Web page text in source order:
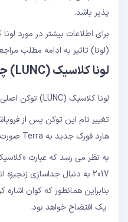
پذیر باشد.
(لونا) تاثیر به ادامه مطلب
لونا کلاسیک (LUNC) چیست؟
لونا کلاسیک (LUNC) توکن اصلی بلاک چین اصلی ترا (لونا) است.
هارد فورک جدید به Terra صورت گرفت.
به نظر می رسد که عبارت
2017 به دنبال جداسازی
یک افتضاح خواهد بود.